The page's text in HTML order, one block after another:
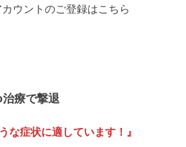
ウントのご登録はこちら
療で撃退
な症状に適しています！』